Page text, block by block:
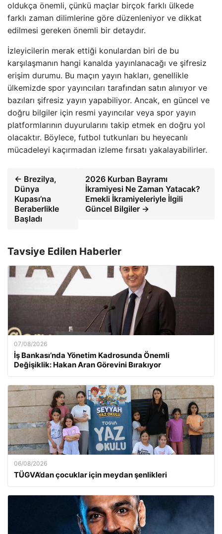
oldukça önemli, çünkü maçlar birçok farklı ülkede
farklı zaman dilimlerine göre düzenleniyor ve dikkat
edilmesi gereken önemli bir detaydır.
İzleyicilerin merak ettiği konulardan biri de bu
karşılaşmanın hangi kanalda yayınlanacağı ve şifresiz
erişim durumu. Bu maçın yayın hakları, genellikle
ülkemizde spor yayıncıları tarafından satın alınıyor ve
bazıları şifresiz yayın yapabiliyor. Ancak, en güncel ve
doğru bilgiler için resmi yayıncılar veya spor yayın
platformlarının duyurularını takip etmek en doğru yol
olacaktır. Böylece, futbol tutkunları bu heyecanlı
mücadeleyi kaçırmadan izleme fırsatı yakalayabilirler.
← Brezilya,
Dünya
Kupası’na
Beraberlikle
Başladı
2026 Kurban Bayramı
İkramiyesi Ne Zaman Yatacak?
Emekli İkramiyeleriyle İlgili
Güncel Bilgiler →
Tavsiye Edilen Haberler
07/08/2026
İş Bankası’nda Yönetim Kadrosunda Önemli
Değişiklik: Hakan Aran Görevini Bırakıyor
06/08/2026
TÜGVA’dan çocuklar için meydan şenlikleri